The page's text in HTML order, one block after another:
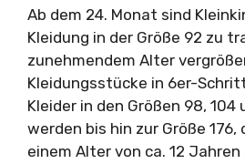
Ab dem 24. Monat sind
Kleidung in der Größe 92 zu
zunehmendem Alter
Kleidungsstücke in 6er-
Kleider in den Größen 98, 104
werden bis hin zur Größe 176,
einem Alter von ca. 12